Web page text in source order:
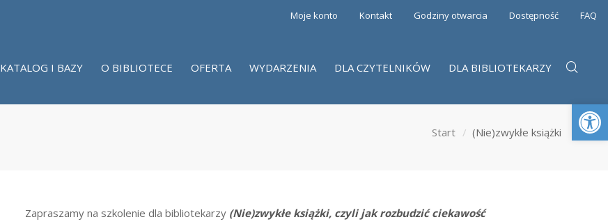
Moje konto Kontakt Godziny otwarcia Dostępność FAQ
KATALOG I BAZY O BIBLIOTECE OFERTA WYDARZENIA DLA CZYTELNIKÓW DLA BIBLIOTEKARZY
Start (Nie)zwykłe książki
Zapraszamy na szkolenie dla bibliotekarzy (Nie)zwykłe książki, czyli jak rozbudzić ciekawość